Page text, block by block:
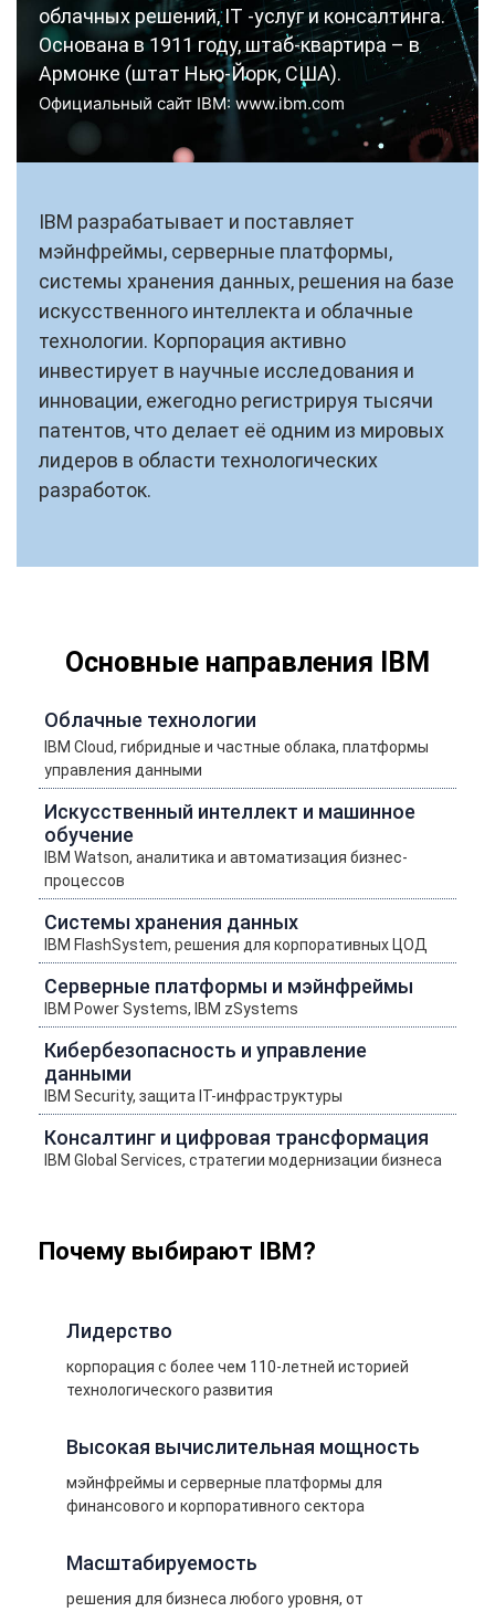
облачных решений, IT -услуг и консалтинга.
Основана в 1911 году, штаб-квартира – в
Армонке (штат Нью-Йорк, США).
Официальный сайт IBM: www.ibm.com
IBM разрабатывает и поставляет
мэйнфреймы, серверные платформы,
системы хранения данных, решения на базе
искусственного интеллекта и облачные
технологии. Корпорация активно
инвестирует в научные исследования и
инновации, ежегодно регистрируя тысячи
патентов, что делает её одним из мировых
лидеров в области технологических
разработок.
Основные направления IBM
Облачные технологии
IBM Cloud, гибридные и частные облака, платформы
управления данными
Искусственный интеллект и машинное
обучение
IBM Watson, аналитика и автоматизация бизнес-
процессов
Системы хранения данных
IBM FlashSystem, решения для корпоративных ЦОД
Серверные платформы и мэйнфреймы
IBM Power Systems, IBM zSystems
Кибербезопасность и управление
данными
IBM Security, защита IT-инфраструктуры
Консалтинг и цифровая трансформация
IBM Global Services, стратегии модернизации бизнеса
Почему выбирают IBM?
Лидерство
корпорация с более чем 110-летней историей
технологического развития
Высокая вычислительная мощность
мэйнфреймы и серверные платформы для
финансового и корпоративного сектора
Масштабируемость
решения для бизнеса любого уровня, от